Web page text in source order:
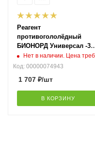
Реагент
противогололёдный
БИОНОРД Универсал -
с биофильн добав и
ингибит корр, 23кг
Нет в наличии. Цена
Код: 00000074943
1 707 ₽/шт
В КОРЗИНУ